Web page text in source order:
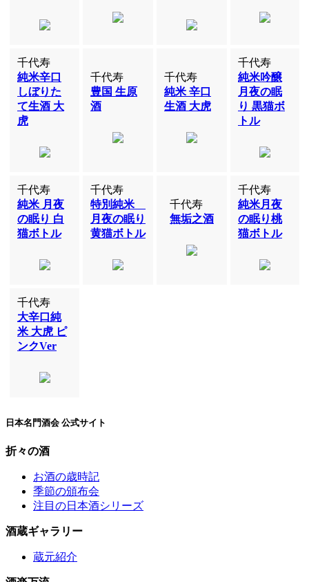
千代寿
純米辛口
しぼりた
て生酒 大
虎
千代寿
豊国 生原
酒
千代寿
純米 辛口
生酒 大虎
千代寿
純米吟醸
月夜の眠
り 黒猫ボ
トル
千代寿
純米 月夜
の眠り 白
猫ボトル
千代寿
特別純米
月夜の眠り
黄猫ボトル
千代寿
無垢之酒
千代寿
純米月夜
の眠り桃
猫ボトル
千代寿
大辛口純
米 大虎 ピ
ンクVer
日本名門酒会 公式サイト
折々の酒
お酒の歳時記
季節の頒布会
注目の日本酒シリーズ
酒蔵ギャラリー
蔵元紹介